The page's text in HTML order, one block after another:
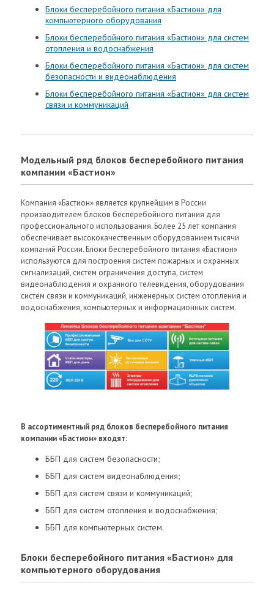
Блоки бесперебойного питания «Бастион» для
компьютерного оборудования
Блоки бесперебойного питания «Бастион» для систем
отопления и водоснабжения
Блоки бесперебойного питания «Бастион» для систем
безопасности и видеонаблюдения
Блоки бесперебойного питания «Бастион» для систем
связи и коммуникаций
Модельный ряд блоков бесперебойного питания
компании «Бастион»
Компания «Бастион» является крупнейшим в России
производителем блоков бесперебойного питания для
профессионального использования. Более 25 лет компания
обеспечивает высококачественным оборудованием тысячи
компаний России. Блоки бесперебойного питания «Бастион»
используются для построения систем пожарных и охранных
сигнализаций, систем ограничения доступа, систем
видеонаблюдения и охранного телевидения, оборудования
систем связи и коммуникаций, инженерных систем отопления и
водоснабжения, компьютерных и информационных систем.
В ассортиментный ряд блоков бесперебойного питания
компании «Бастион» входят:
ББП для систем безопасности;
ББП для систем видеонаблюдения;
ББП для систем связи и коммуникаций;
ББП для систем отопления и водоснабжения;
ББП для компьютерных систем.
Блоки бесперебойного питания «Бастион» для
компьютерного оборудования